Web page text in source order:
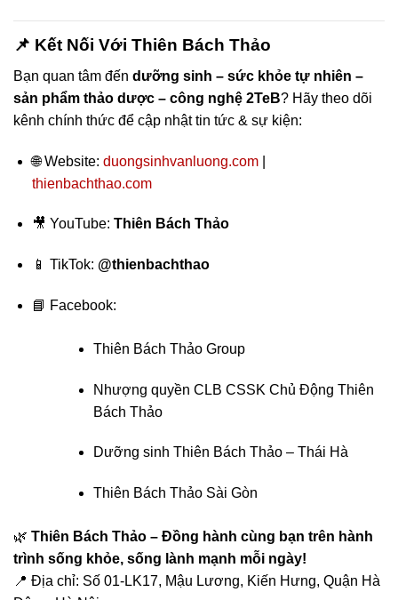
📌 Kết Nối Với Thiên Bách Thảo
Bạn quan tâm đến dưỡng sinh – sức khỏe tự nhiên –
sản phẩm thảo dược – công nghệ 2TeB? Hãy theo dõi
kênh chính thức để cập nhật tin tức & sự kiện:
🌐 Website: duongsinhvanluong.com|
thienbachthao.com
🎥 YouTube: Thiên Bách Thảo
📱 TikTok: @thienbachthao
📘 Facebook:
Thiên Bách Thảo Group
Nhượng quyền CLB CSSK Chủ Động Thiên
Bách Thảo
Dưỡng sinh Thiên Bách Thảo – Thái Hà
Thiên Bách Thảo Sài Gòn
🌿 Thiên Bách Thảo – Đồng hành cùng bạn trên hành
trình sống khỏe, sống lành mạnh mỗi ngày!
📍 Địa chỉ: Số 01-LK17, Mậu Lương, Kiến Hưng, Quận Hà